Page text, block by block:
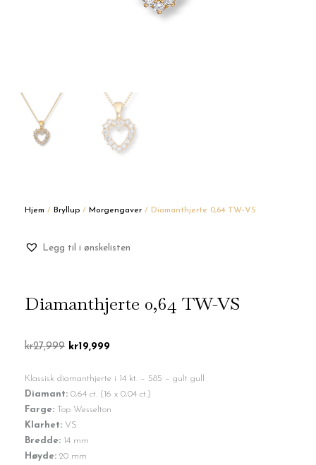
Hjem / Bryllup / Morgengaver / Diamanthjerte 0,64 TW-VS
Legg til i ønskelisten
Diamanthjerte 0,64 TW-VS
kr27,999 Opprinnelig
var:
kr27,999.
kr19,999
er:
kr19,999.
Klassisk diamanthjerte i 14 kt. – 585 – gult gull
Diamant: 0,64 ct. (16 x 0,04 ct.)
Farge: Top Wesselton
Klarhet: VS
Bredde: 14 mm
Høyde: 20 mm